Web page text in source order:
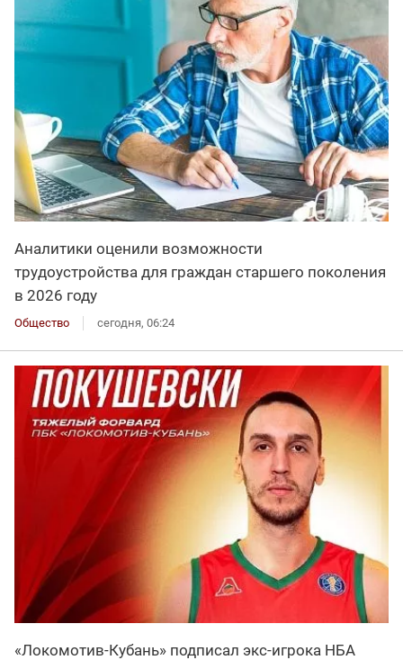
Аналитики оценили возможности
трудоустройства для граждан старшего поколения
в 2026 году
Общество сегодня, 06:24
«Локомотив-Кубань» подписал экс-игрока НБА